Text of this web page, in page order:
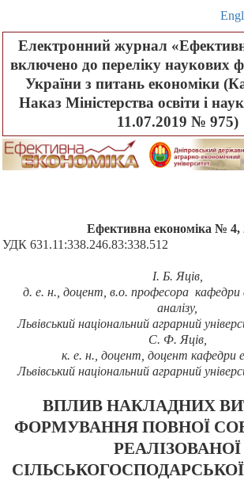
Електронний журнал
включено до переліку наукових
України з питань економіки
Наказ Міністерства освіти і
11.07.2019 № 975)
Ефективна економіка № 4,
УДК 631.11:338.246.83:338.512
І. Б. Яців,
д. е. н., доцент, в.о. професора
аналізу,
Львівський національний аграрний
С. Ф. Яців,
к. е. н., доцент, доцент кафедри
Львівський національний аграрний
ВПЛИВ НАКЛАДНИХ
ФОРМУВАННЯ ПОВНОЇ
РЕАЛІЗОВАНОЇ